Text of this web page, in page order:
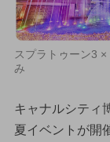
スプラトゥーン3
み
キャナルシティ
夏イベントが開